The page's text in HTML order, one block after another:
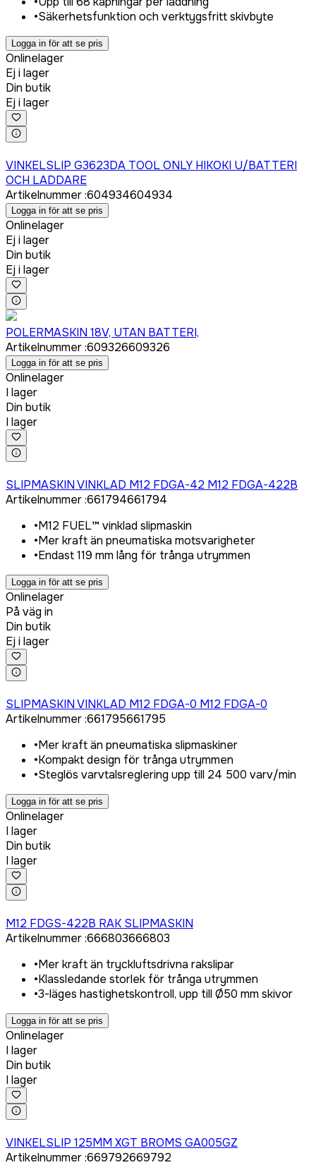
•Säkerhetsfunktion och verktygsfritt skivbyte
Logga in för att se pris
Onlinelager
Ej i lager
Din butik
Ej i lager
VINKELSLIP G3623DA TOOL ONLY HIKOKI U/BATTERI
OCH LADDARE
Artikelnummer:604934604934
Logga in för att se pris
Onlinelager
Ej i lager
Din butik
Ej i lager
Logga in för att köpa
POLERMASKIN 18V, UTAN BATTERI,
Artikelnummer:609326609326
Logga in för att se pris
Onlinelager
I lager
Din butik
I lager
SLIPMASKIN VINKLAD M12 FDGA-42 M12 FDGA-422B
Artikelnummer:661794661794
•M12 FUEL™ vinklad slipmaskin
•Mer kraft än pneumatiska motsvarigheter
•Endast 119 mm lång för trånga utrymmen
Logga in för att se pris
Onlinelager
På väg in
Din butik
Ej i lager
SLIPMASKIN VINKLAD M12 FDGA-0 M12 FDGA-0
Artikelnummer:661795661795
•Mer kraft än pneumatiska slipmaskiner
•Kompakt design för trånga utrymmen
•Steglös varvtalsreglering upp till 24 500 varv/min
Logga in för att se pris
Onlinelager
I lager
Din butik
I lager
M12 FDGS-422B RAK SLIPMASKIN
Artikelnummer:666803666803
•Mer kraft än tryckluftsdrivna rakslipar
•Klassledande storlek för trånga utrymmen
•3-läges hastighetskontroll, upp till Ø50 mm skivor
Logga in för att se pris
Onlinelager
I lager
Din butik
I lager
VINKELSLIP 125MM XGT BROMS GA005GZ
Artikelnummer:669792669792